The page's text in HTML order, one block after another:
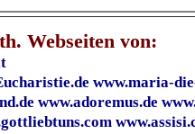
Webseiten von:
www.maria-
www.adoremus.de